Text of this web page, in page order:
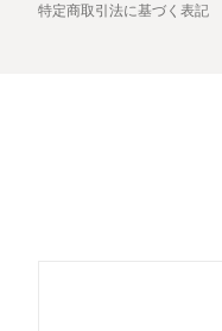
特定商取引法に基づく表記